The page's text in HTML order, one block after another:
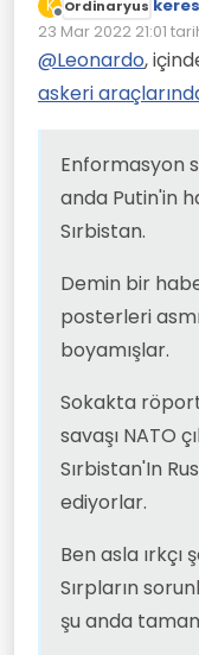
ülke
Demin
Ben
K
Çevrimdışı
Ordinaryus
23 Mar 2022 21:01
Son düzenleyen:
@Leonardo,
askeri
Enformasyon
anda Putin'in
Sırbistan.
Demin bir
posterleri
boyamışlar.
Sokakta
savaşı NATO
Sırbistan'In
ediyorlar.
Ben asla
Sırpların
şu anda